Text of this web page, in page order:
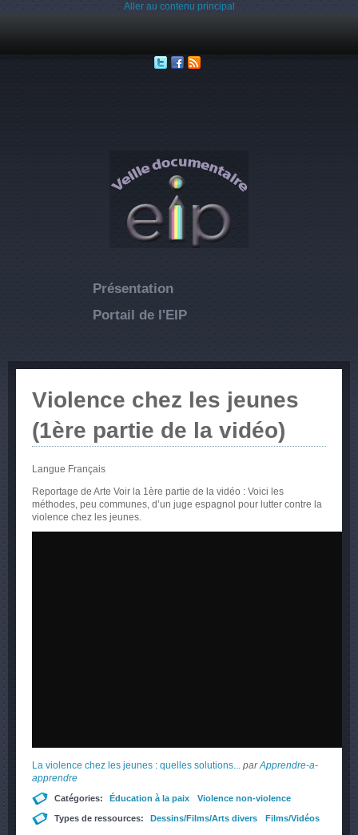
Aller au contenu principal
Présentation
Portail de l'EIP
Violence chez les jeunes
(1ère partie de la vidéo)
Langue Français
Reportage de Arte Voir la 1ère partie de la vidéo : Voici les
méthodes, peu communes, d’un juge espagnol pour lutter contre la
violence chez les jeunes.
La violence chez les jeunes : quelles solutions... parApprendre-a-
apprendre
Catégories: Éducation à la paix Violence non-violence
Types de ressources: Dessins/Films/Arts divers Films/Vidéos